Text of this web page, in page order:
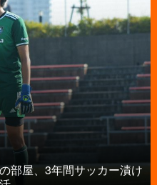
部屋、3年間サッカー漬け